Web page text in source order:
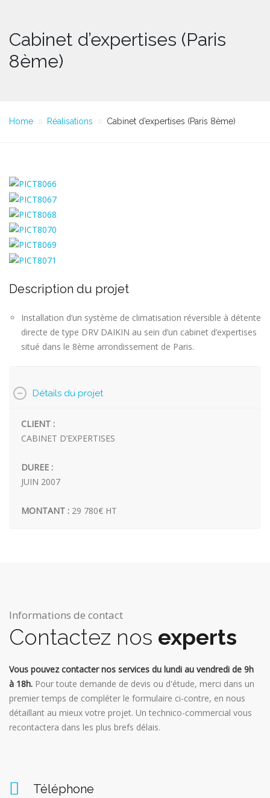
Cabinet d’expertises (Paris
8ème)
Home Réalisations Cabinet d’expertises (Paris 8ème)
Description du projet
Installation d’un système de climatisation réversible à détente
directe de type DRV DAIKIN au sein d’un cabinet d’expertises
situé dans le 8ème arrondissement de Paris.
Détails du projet
CLIENT :
CABINET D’EXPERTISES
DUREE :
JUIN 2007
MONTANT : 29 780€ HT
Informations de contact
Contactez nos experts
Vous pouvez contacter nos services du lundi au vendredi de 9h
à 18h. Pour toute demande de devis ou d'étude, merci dans un
premier temps de compléter le formulaire ci-contre, en nous
détaillant au mieux votre projet. Un technico-commercial vous
recontactera dans les plus brefs délais.
Téléphone